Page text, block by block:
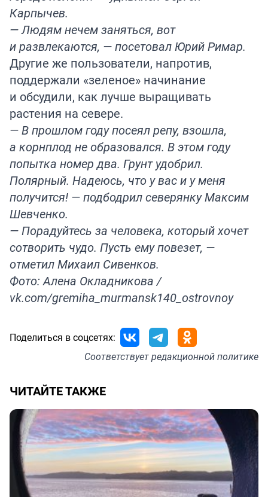
Карпычев.
— Людям нечем заняться, вот
и развлекаются, — посетовал Юрий Римар.
Другие же пользователи, напротив,
поддержали «зеленое» начинание
и обсудили, как лучше выращивать
растения на севере.
— В прошлом году посеял репу, взошла,
а корнплод не образовался. В этом году
попытка номер два. Грунт удобрил.
Полярный. Надеюсь, что у вас и у меня
получится! — подбодрил северянку Максим
Шевченко.
— Порадуйтесь за человека, который хочет
сотворить чудо. Пусть ему повезет, —
отметил Михаил Сивенков.
Фото: Алена Окладникова /
vk.com/gremiha_murmansk140_ostrovnoy
Поделиться в соцсетях:
Соответствуетредакционной политике
ЧИТАЙТЕ ТАКЖЕ